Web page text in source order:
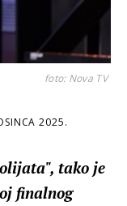
foto: Nova TV
2025.
tako je
finalnog